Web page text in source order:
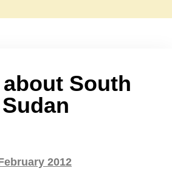
South
Sudan
2012